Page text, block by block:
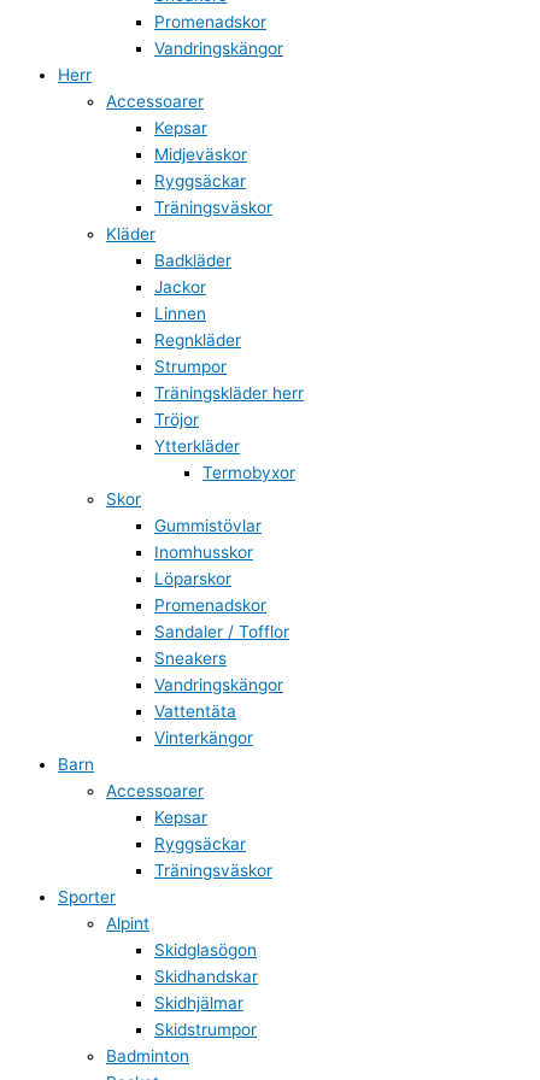
Promenadskor
Vandringskängor
Herr
Accessoarer
Kepsar
Midjeväskor
Ryggsäckar
Träningsväskor
Kläder
Badkläder
Jackor
Linnen
Regnkläder
Strumpor
Träningskläder herr
Tröjor
Ytterkläder
Termobyxor
Skor
Gummistövlar
Inomhusskor
Löparskor
Promenadskor
Sandaler / Tofflor
Sneakers
Vandringskängor
Vattentäta
Vinterkängor
Barn
Accessoarer
Kepsar
Ryggsäckar
Träningsväskor
Sporter
Alpint
Skidglasögon
Skidhandskar
Skidhjälmar
Skidstrumpor
Badminton